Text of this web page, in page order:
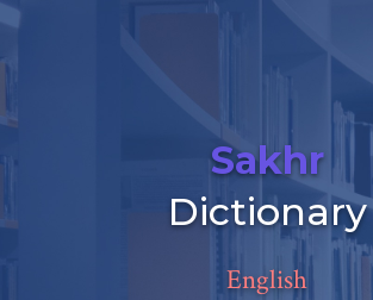
Sakhr
Dictionary
English